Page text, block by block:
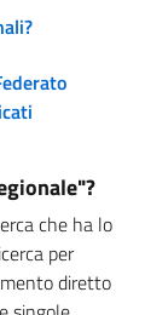
che ha lo
per
diretto